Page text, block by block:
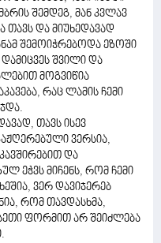
შემდეგ, მან კვლავ
თავს და მიუხედავად
შემოიჭრებოდა ეზოში
დამიცვეს შვილი და
მოგვიწია
რაც ლამის ჩემი
თავს ისევ
ვერსია,
და
ეჭვს მიჩენს, რომ ჩემი
ვერ დავიჯერებ
რომ თავდასხმა,
ფორმით არ შეიძლება